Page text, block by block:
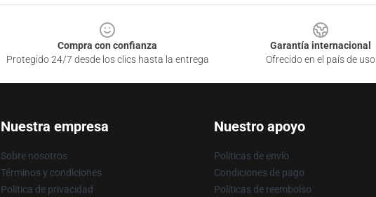
Compra con confianza
Protegido 24/7 desde los clics hasta la entrega
Garantía internacional
Ofrecido en el país de uso
Nuestra empresa
Sobre nosotros
Términos y condiciones
Política de privacidad
Nuestro apoyo
Políticas de envío
Condiciones de pago
Políticas de reembolso